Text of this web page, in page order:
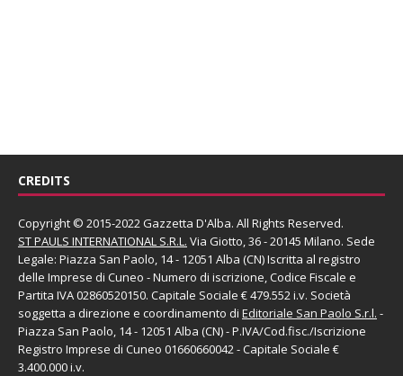
CREDITS
Copyright © 2015-2022 Gazzetta D'Alba. All Rights Reserved.
ST PAULS INTERNATIONAL S.R.L. Via Giotto, 36 - 20145 Milano. Sede
Legale: Piazza San Paolo, 14 - 12051 Alba (CN) Iscritta al registro
delle Imprese di Cuneo - Numero di iscrizione, Codice Fiscale e
Partita IVA 02860520150. Capitale Sociale € 479.552 i.v. Società
soggetta a direzione e coordinamento di Editoriale San Paolo S.r.l. -
Piazza San Paolo, 14 - 12051 Alba (CN) - P.IVA/Cod.fisc./Iscrizione
Registro Imprese di Cuneo 01660660042 - Capitale Sociale €
3.400.000 i.v.